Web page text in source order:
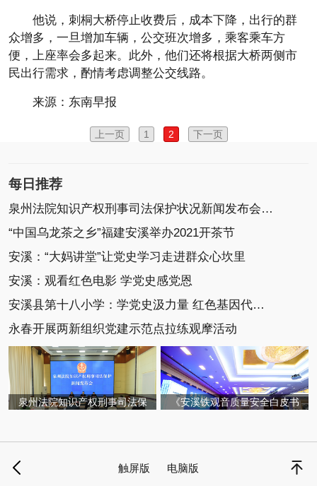
他说，刺桐大桥停止收费后，成本下降，出行的群
众增多，一旦增加车辆，公交班次增多，乘客乘车方
便，上座率会多起来。此外，他们还将根据大桥两侧市
民出行需求，酌情考虑调整公交线路。
来源：东南早报
上一页 1 2 下一页
每日推荐
泉州法院知识产权刑事司法保护状况新闻发布会召开
“中国乌龙茶之乡”福建安溪举办2021开茶节
安溪：“大妈讲堂”让党史学习走进群众心坎里
安溪：观看红色电影 学党史感党恩
安溪县第十八小学：学党史汲力量 红色基因代代传
永春开展两新组织党建示范点拉练观摩活动
泉州法院知识产权刑事司法保 《安溪铁观音质量安全白皮书
触屏版 电脑版